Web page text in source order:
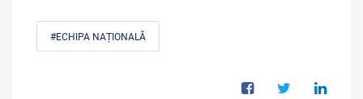
#ECHIPA NAȚIONALĂ